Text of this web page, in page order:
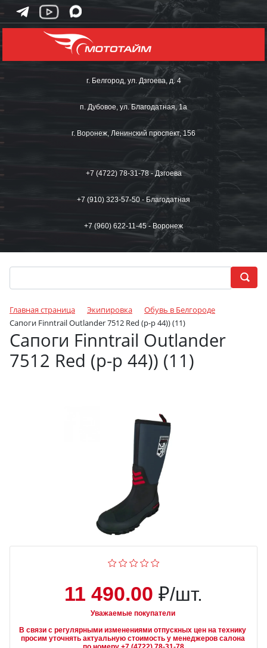
г. Белгород, ул. Дзгоева, д. 4
п. Дубовое, ул. Благодатная, 1а
г. Воронеж, Ленинский проспект, 156
+7 (4722) 78-31-78 - Дзгоева
+7 (910) 323-57-50 - Благодатная
+7 (960) 622-11-45 - Воронеж
Главная страница Экипировка
Обувь в Белгороде
Сапоги Finntrail Outlander 7512 Red (р-р 44)) (11)
Сапоги Finntrail Outlander
7512 Red (р-р 44)) (11)
11 490.00 ₽/шт.
Уважаемые покупатели
В связи с регулярными изменениями отпускных цен на технику
просим уточнять актуальную стоимость у менеджеров салона